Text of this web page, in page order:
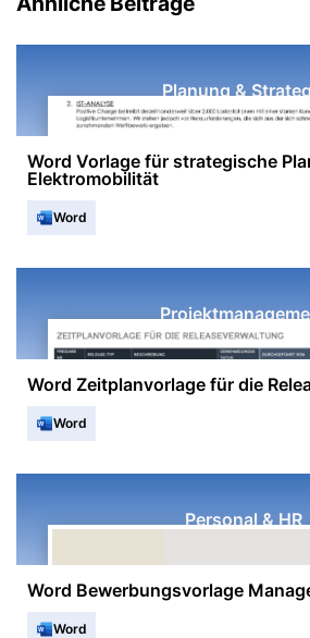
Planung &
Word Vorlage für strategische
Elektromobilität
Word
Word Zeitplanvorlage für die
Word
Personal & HR
Word Bewerbungsvorlage
Word